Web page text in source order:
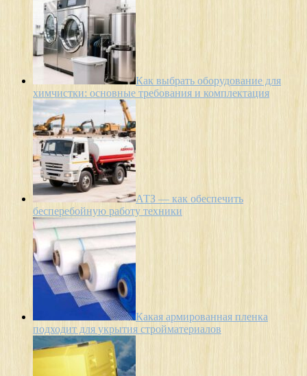
Как выбрать оборудование для
химчистки: основные требования и комплектация
АТЗ — как обеспечить
бесперебойную работу техники
Какая армированная пленка
подходит для укрытия стройматериалов